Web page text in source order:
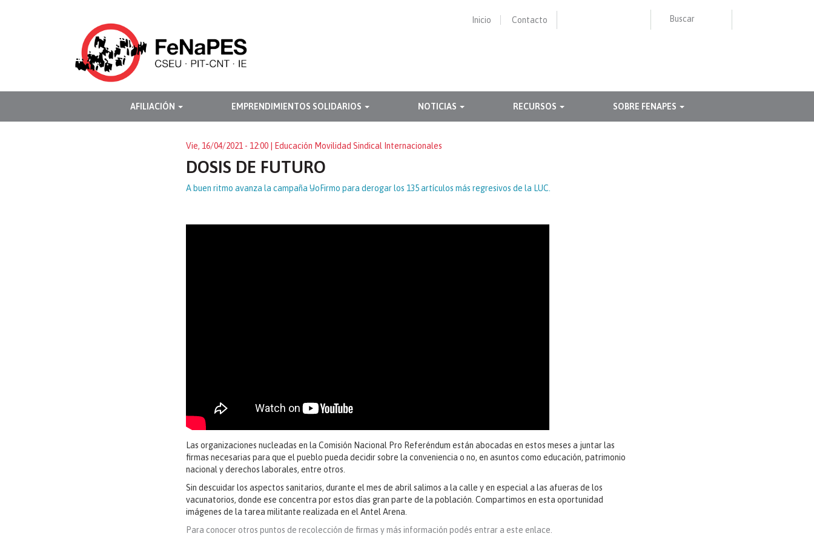
Buscar
Inicio Contacto
PRINCIPAL
AFILIACIÓN EMPRENDIMIENTOS SOLIDARIOS NOTICIAS RECURSOS SOBRE FENAPES
Vie, 16/04/2021 - 12:00 | Educación Movilidad Sindical Internacionales
DOSIS DE FUTURO
A buen ritmo avanza la campaña #YoFirmo para derogar los 135 artículos más regresivos de la LUC.
Las organizaciones nucleadas en la Comisión Nacional Pro Referéndum están abocadas en estos meses a juntar las
firmas necesarias para que el pueblo pueda decidir sobre la conveniencia o no, en asuntos como educación, patrimonio
nacional y derechos laborales, entre otros.
Sin descuidar los aspectos sanitarios, durante el mes de abril salimos a la calle y en especial a las afueras de los
vacunatorios, donde ese concentra por estos días gran parte de la población. Compartimos en esta oportunidad
imágenes de la tarea militante realizada en el Antel Arena.
Para conocer otros puntos de recolección de firmas y más información podés entrar a este enlace.